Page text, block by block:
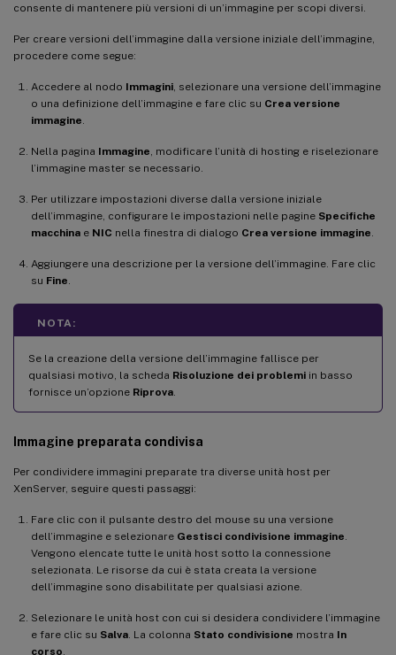
consente di mantenere più versioni di un’immagine per scopi diversi.
Per creare versioni dell’immagine dalla versione iniziale dell’immagine,
procedere come segue:
Accedere al nodo Immagini , selezionare una versione dell’immagine
o una definizione dell’immagine e fare clic su Crea versione
immagine
Nella pagina Immagine , modificare l’unità di hosting e riselezionare
l’immagine master se necessario.
Per utilizzare impostazioni diverse dalla versione iniziale
dell’immagine, configurare le impostazioni nelle pagine Specifiche
macchina e NIC nella finestra di dialogo Crea versione immagine
Aggiungere una descrizione per la versione dell’immagine. Fare clic
su Fine
NOTA:
Se la creazione della versione dell’immagine fallisce per
qualsiasi motivo, la scheda Risoluzione dei problemi in basso
fornisce un’opzione Riprova
Immagine preparata condivisa
Per condividere immagini preparate tra diverse unità host per
XenServer, seguire questi passaggi:
Fare clic con il pulsante destro del mouse su una versione
dell’immagine e selezionare Gestisci condivisione immagine
Vengono elencate tutte le unità host sotto la connessione
selezionata. Le risorse da cui è stata creata la versione
dell’immagine sono disabilitate per qualsiasi azione.
Selezionare le unità host con cui si desidera condividere l’immagine
e fare clic su Salva . La colonna Stato condivisione mostra In
corso